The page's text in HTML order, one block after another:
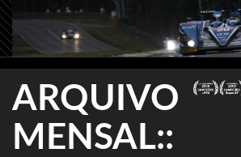
ARQUIVO
MENSAL::